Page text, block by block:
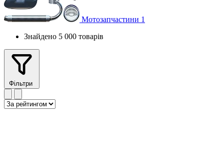
Мотозапчастини 1
Знайдено 5 000 товарів
Фільтри